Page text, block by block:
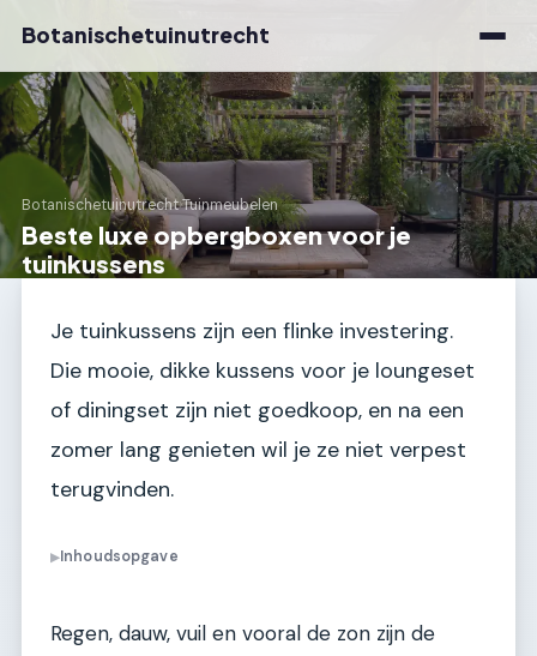
Botanischetuinutrecht
Botanischetuinutrecht›Tuinmeubelen
Beste luxe opbergboxen voor je
tuinkussens
Je tuinkussens zijn een flinke investering.
Die mooie, dikke kussens voor je loungeset
of diningset zijn niet goedkoop, en na een
zomer lang genieten wil je ze niet verpest
terugvinden.
▶Inhoudsopgave
Regen, dauw, vuil en vooral de zon zijn de